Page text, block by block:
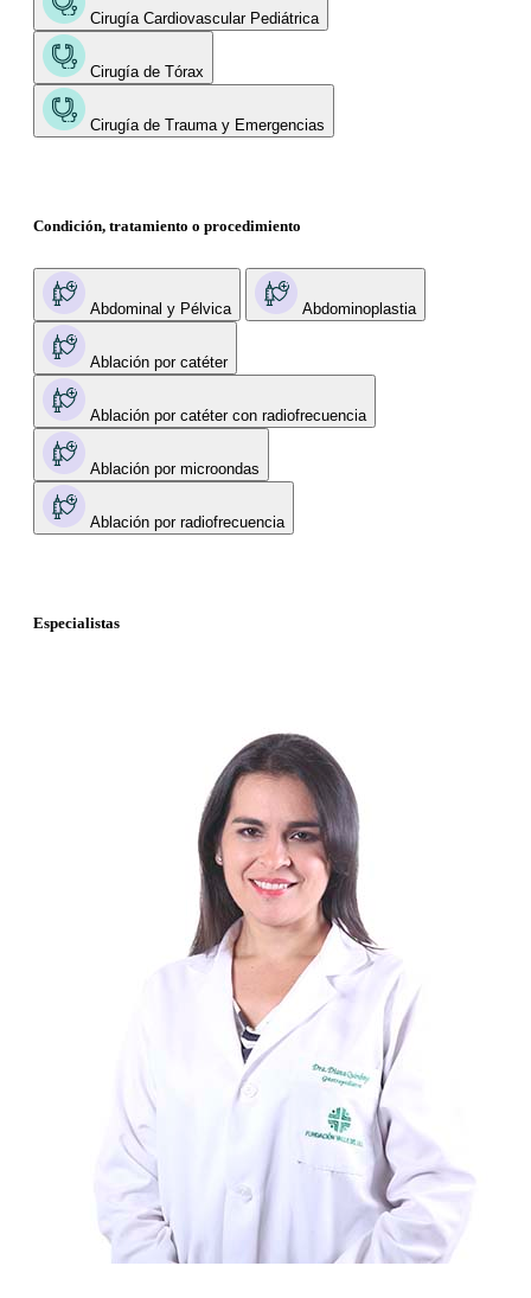
Cirugía Cardiovascular Pediátrica
Cirugía de Tórax
Cirugía de Trauma y Emergencias
Condición, tratamiento o procedimiento
Abdominal y Pélvica Abdominoplastia
Ablación por catéter
Ablación por catéter con radiofrecuencia
Ablación por microondas
Ablación por radiofrecuencia
Especialistas